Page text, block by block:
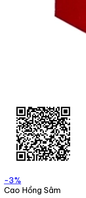
-3%
Cao Hồng Sâm